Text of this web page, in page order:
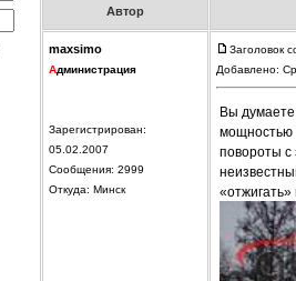
Автор
maxsimo
Администрация
Зарегистрирован:
05.02.2007
Сообщения: 2999
Откуда: Минск
Заголовок
Добавлено:
Вы
мощностью
повороты с